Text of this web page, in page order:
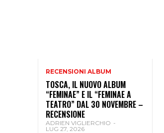
RECENSIONI ALBUM
TOSCA, IL NUOVO ALBUM
“FEMINAE” E IL “FEMINAE A
TEATRO” DAL 30 NOVEMBRE –
RECENSIONE
ADRIEN VIGLIERCHIO -
LUG 27, 2026